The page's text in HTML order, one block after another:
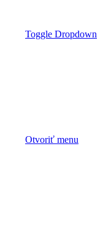
Toggle Dropdown
Otvoriť menu